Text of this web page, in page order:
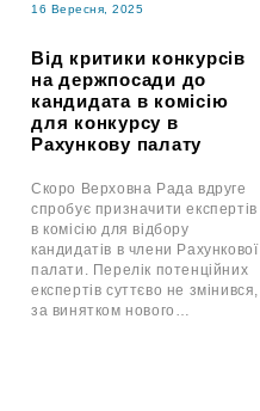
16 Вересня, 2025
Від критики конкурсів
на держпосади до
кандидата в комісію
для конкурсу в
Рахункову палату
Скоро Верховна Рада вдруге
спробує призначити експертів
в комісію для відбору
кандидатів в члени Рахункової
палати. Перелік потенційних
експертів суттєво не змінився,
за винятком нового…